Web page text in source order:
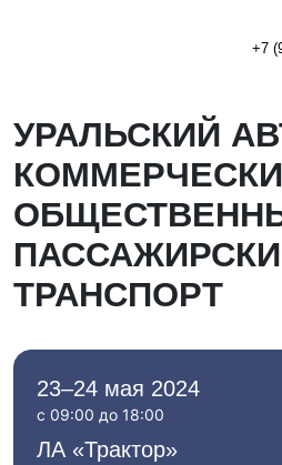
+7
УРАЛЬСКИЙ
ТРАНСПОРТ
23–24 мая 2024
с 09:00 до 18:00
ЛА «Трактор»